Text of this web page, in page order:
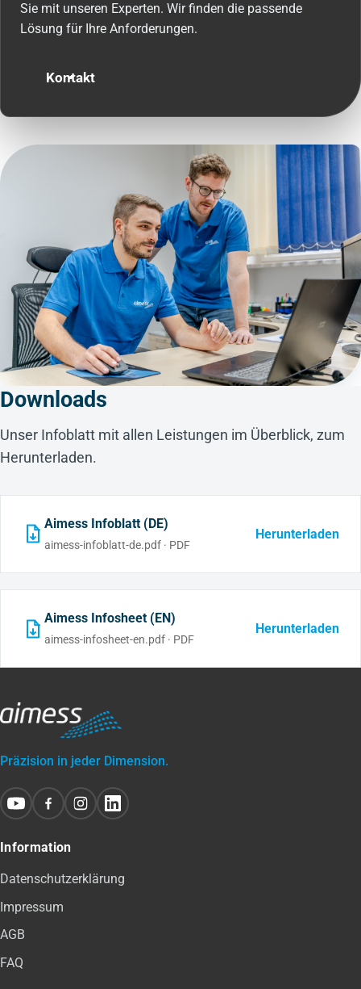
Sie mit unseren Experten. Wir finden die passende
Lösung für Ihre Anforderungen.
Kontakt
Downloads
Unser Infoblatt mit allen Leistungen im Überblick, zum
Herunterladen.
Aimess Infoblatt (DE)
aimess-infoblatt-de.pdf · PDF
Herunterladen
Aimess Infosheet (EN)
aimess-infosheet-en.pdf · PDF
Herunterladen
Präzision in jeder Dimension.
Information
Datenschutzerklärung
Impressum
AGB
FAQ